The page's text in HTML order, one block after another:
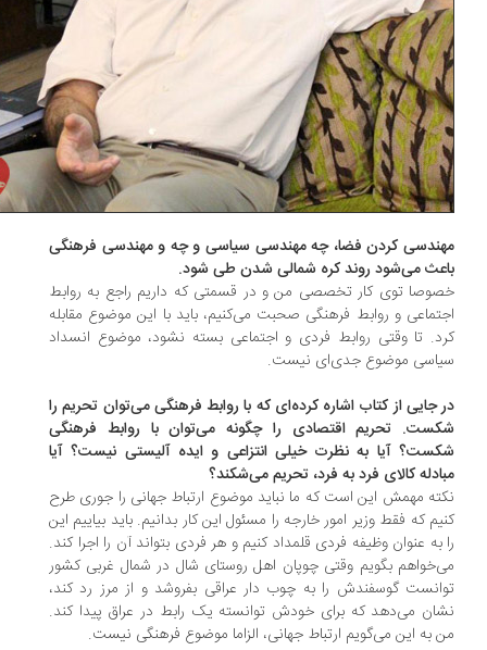
کردن فضا، چه مهندسی سیاسی و چه و مهندسی فرهنگی
می‌شود روند کره شمالی شدن طی شود.
توی کار تخصصی من و در قسمتی که داریم راجع به روابط
و روابط فرهنگی صحبت می‌کنیم، باید با این موضوع مقابله
تا وقتی روابط فردی و اجتماعی بسته نشود، موضوع انسداد
موضوع جدی‌ای نیست.
جایی از کتاب اشاره کرده‌ای که با روابط فرهنگی می‌توان تحریم را
تحریم اقتصادی را چگونه می‌توان با روابط فرهنگی
آیا به نظرت خیلی انتزاعی و ایده آلیستی نیست؟ آیا
کالای فرد به فرد، تحریم می‌شکند؟
مهمش این است که ما نباید موضوع ارتباط جهانی را جوری طرح
که فقط وزیر امور خارجه را مسئول این کار بدانیم. باید بیاییم این
به عنوان وظیفه فردی قلمداد کنیم و هر فردی بتواند آن را اجرا کند.
بگویم وقتی چوپان اهل روستای شال در شمال غربی کشور
گوسفندش را به چوب دار عراقی بفروشد و از مرز رد کند،
می‌دهد که برای خودش توانسته یک رابط در عراق پیدا کند.
به این می‌گویم ارتباط جهانی، الزاما موضوع فرهنگی نیست.